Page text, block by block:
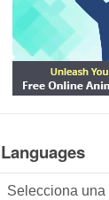
Languages
Languages